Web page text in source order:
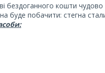
бездоганного кошти
побачити: стегна